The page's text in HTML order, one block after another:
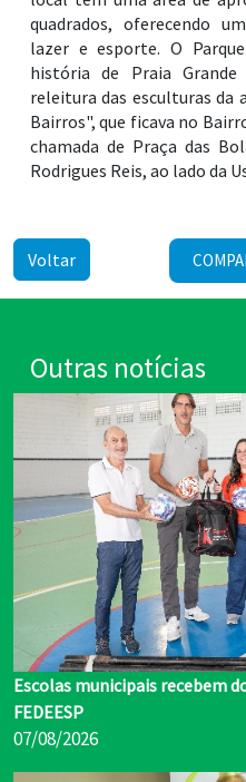
quadrados, oferecendo
lazer e esporte. O
história de Praia
releitura das esculturas da
Bairros", que ficava no
chamada de Praça das
Rodrigues Reis, ao lado da
Voltar
Outras notícias
Escolas municipais recebem
FEDEESP
07/08/2026